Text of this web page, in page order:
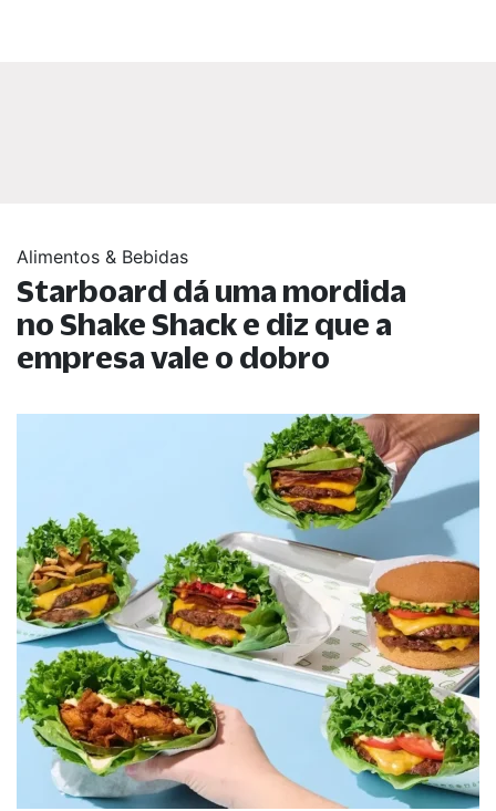
Alimentos & Bebidas
Starboard dá uma mordida
no Shake Shack e diz que a
empresa vale o dobro